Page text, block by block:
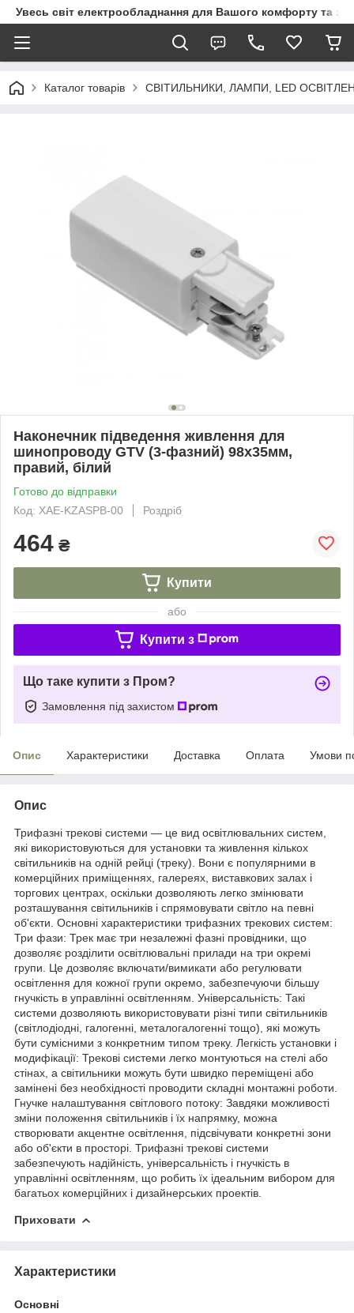
Увесь світ електрообладнання для Вашого комфорту та
Каталог товарів СВІТИЛЬНИКИ, ЛАМПИ, LED
Наконечник підведення живлення для
шинопроводу GTV (3-фазний) 98x35мм,
правий, білий
Готово до відправки
Код: XAE-KZASPB-00
Роздріб
464 ₴
Купити
або
Купити з
Що таке купити з Пром?
Замовлення під захистом
Опис Характеристики Доставка Оплата Умови
Опис
Трифазні трекові системи — це вид освітлювальних систем,
які використовуються для установки та живлення кількох
світильників на одній рейці (треку). Вони є популярними в
комерційних приміщеннях, галереях, виставкових залах і
торгових центрах, оскільки дозволяють легко змінювати
розташування світильників і спрямовувати світло на певні
об'єкти. Основні характеристики трифазних трекових систем:
Три фази: Трек має три незалежні фазні провідники, що
дозволяє розділити освітлювальні прилади на три окремі
групи. Це дозволяє включати/вимикати або регулювати
освітлення для кожної групи окремо, забезпечуючи більшу
гнучкість в управлінні освітленням. Універсальність: Такі
системи дозволяють використовувати різні типи світильників
(світлодіодні, галогенні, металогалогенні тощо), які можуть
бути сумісними з конкретним типом треку. Легкість установки і
модифікації: Трекові системи легко монтуються на стелі або
стінах, а світильники можуть бути швидко переміщені або
замінені без необхідності проводити складні монтажні роботи.
Гнучке налаштування світлового потоку: Завдяки можливості
зміни положення світильників і їх напрямку, можна
створювати акцентне освітлення, підсвічувати конкретні зони
або об'єкти в просторі. Трифазні трекові системи
забезпечують надійність, універсальність і гнучкість в
управлінні освітленням, що робить їх ідеальним вибором для
багатьох комерційних і дизайнерських проектів.
Приховати
Характеристики
Основні